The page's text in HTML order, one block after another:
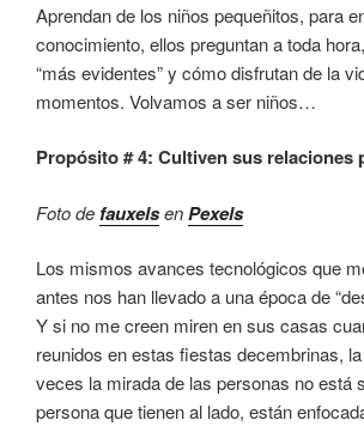
Aprendan de los niños pequeñitos, para
conocimiento, ellos preguntan a toda
“más evidentes” y cómo disfrutan de la
momentos. Volvamos a ser niños…
Propósito # 4: Cultiven sus relaciones
Foto defauxelsenPexels
Los mismos avances tecnológicos que
antes nos han llevado a una época de
Y si no me creen miren en sus casas
reunidos en estas fiestas decembrinas,
veces la mirada de las personas no está
persona que tienen al lado, están